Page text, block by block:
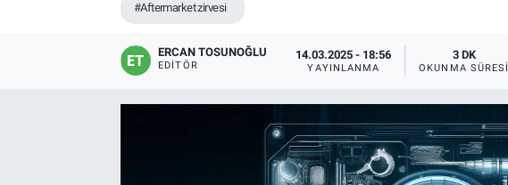
#Aftermarket zirvesi
ERCAN TOSUNOĞLU
EDITÖR
14.03.2025 - 18:56
YAYINLANMA
3 DK
OKUNMA SÜRESI